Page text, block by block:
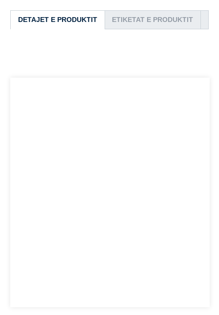
DETAJET E PRODUKTIT ETIKETAT E PRODUKTIT